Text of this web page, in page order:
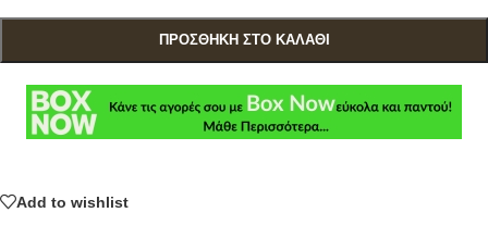
ΠΡΟΣΘΉΚΗ ΣΤΟ ΚΑΛΆΘΙ
Add to wishlist